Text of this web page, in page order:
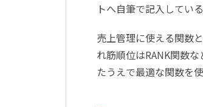
トへ自筆で記入してい
売上管理に使える関数
れ筋順位はRANK関数
たうえで最適な関数を